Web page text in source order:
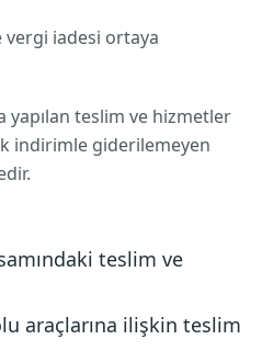
vergi iadesi ortaya
yapılan teslim ve hizmetler
indirimle giderilemeyen
teslim ve
araçlarına ilişkin teslim